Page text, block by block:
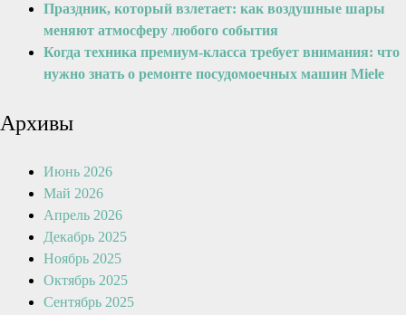
Праздник, который взлетает: как воздушные шары
меняют атмосферу любого события
Когда техника премиум-класса требует внимания: что
нужно знать о ремонте посудомоечных машин Miele
Архивы
Июнь 2026
Май 2026
Апрель 2026
Декабрь 2025
Ноябрь 2025
Октябрь 2025
Сентябрь 2025